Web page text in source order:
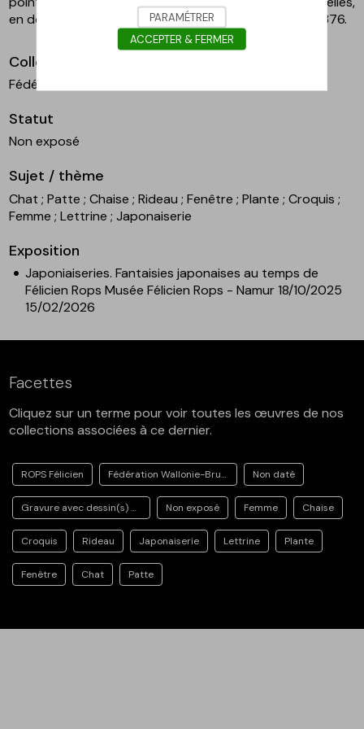
en dépôt au musée Rops, inv. PER E0587.1.CF - APC 2376.
Collection
Fédération Wallonie-Bruxelles
Statut
Non exposé
Sujet / thème
Chat; Patte; Chaise; Rideau; Fenêtre; Plante; Croquis;
Femme; Lettrine; Japonaiserie
Exposition
Japoniaiseries. Fantaisies japonaises au temps de
Félicien Rops Musée Félicien Rops - Namur 18/10/2025
15/02/2026
Facettes
Cliquez sur un terme pour voir toutes les œuvres de nos
collections associées à ce dernier.
ROPS Félicien Fédération Wallonie-Bruxelles Non daté
Gravure avec dessin(s) en marge Non exposé Femme Chaise
Croquis Rideau Japonaiserie Lettrine Plante
Fenêtre Chat Patte
PARAMÉTRER
ACCEPTER & FERMER